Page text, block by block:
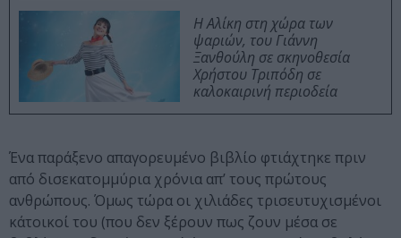
Η Αλίκη στη χώρα των
ψαριών, του Γιάννη
Ξανθούλη σε σκηνοθεσία
Χρήστου Τριπόδη σε
καλοκαιρινή περιοδεία
Ένα παράξενο απαγορευμένο βιβλίο φτιάχτηκε πριν
από δισεκατομμύρια χρόνια απ’ τους πρώτους
ανθρώπους. Όμως τώρα οι χιλιάδες τρισευτυχισμένοι
κάτοικοί του (που δεν ξέρουν πως ζουν μέσα σε